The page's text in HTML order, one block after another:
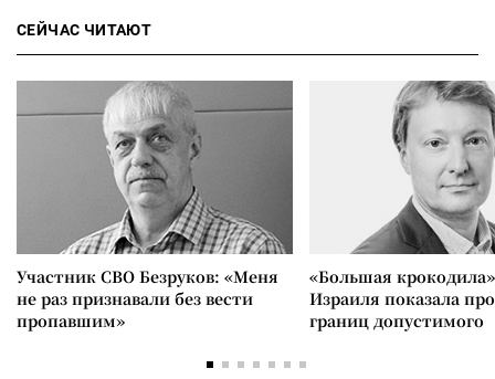
СЕЙЧАС ЧИТАЮТ
Участник СВО Безруков: «Меня
не раз признавали без вести
пропавшим»
«Большая
Израиля показала
границ допустимого